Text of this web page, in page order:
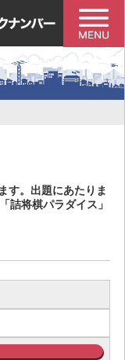
す。出題にあたりま
詰将棋パラダイス」